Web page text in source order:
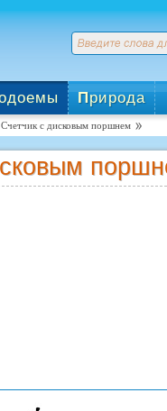
Природа
с дисковым поршнем